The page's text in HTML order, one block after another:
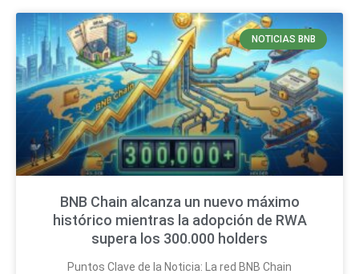
NOTICIAS BNB
BNB Chain alcanza un nuevo máximo
histórico mientras la adopción de RWA
supera los 300.000 holders
Puntos Clave de la Noticia: La red BNB Chain